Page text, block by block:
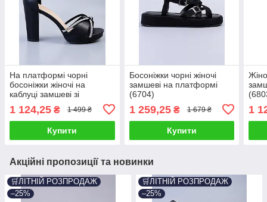
На платформі чорні
босоніжки жіночі на
каблуці замшеві зі
1 124,25 ₴ 1 499 ₴
Купити
Босоніжки чорні жіночі
замшеві на платформі
(6704)
1 259,25₴ 1 679 ₴
Купити
1
Акційні пропозиції та новинки
🛒ЛІТНІЙ РОЗПРОДАЖ
–25%
🛒ЛІТНІЙ РОЗПРОДАЖ
–25%